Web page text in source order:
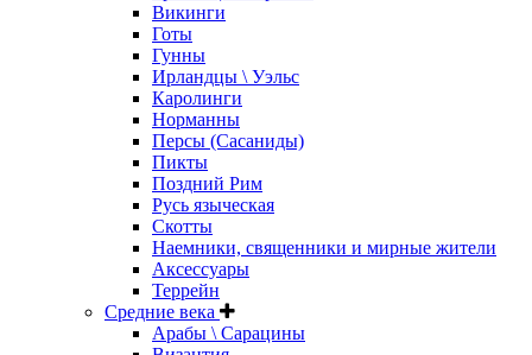
Викинги
Готы
Гунны
Ирландцы \ Уэльс
Каролинги
Норманны
Персы (Сасаниды)
Пикты
Поздний Рим
Русь языческая
Скотты
Наемники, священники и мирные жители
Аксессуары
Террейн
Средние века
Арабы \ Сарацины